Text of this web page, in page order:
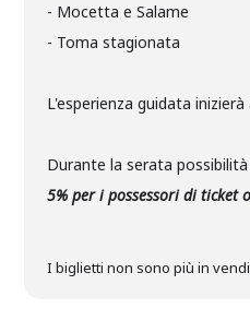
- Mocetta e Salame
- Toma stagionata
L'esperienza guidata inizierà
Durante la serata
5% per i possessori di ticket
I biglietti non sono più in